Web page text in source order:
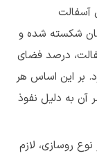
آسفالت
شکسته شده و
درصد فضای
بر این اساس هر
آن به دلیل نفوذ
روسازی، لازم